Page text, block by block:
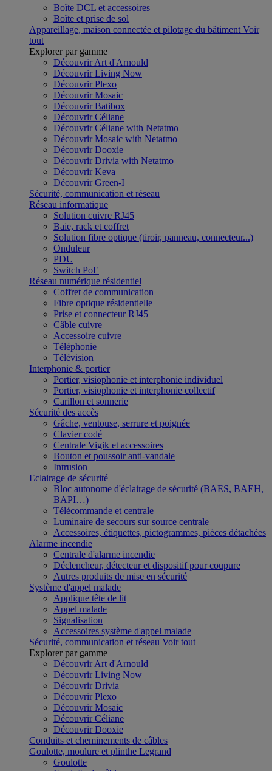
Boîte DCL et accessoires
Boîte et prise de sol
Appareillage, maison connectée et pilotage du bâtiment Voir
tout
Explorer par gamme
Découvrir Art d'Arnould
Découvrir Living Now
Découvrir Plexo
Découvrir Mosaic
Découvrir Batibox
Découvrir Céliane
Découvrir Céliane with Netatmo
Découvrir Mosaic with Netatmo
Découvrir Dooxie
Découvrir Drivia with Netatmo
Découvrir Keva
Découvrir Green-I
Sécurité, communication et réseau
Réseau informatique
Solution cuivre RJ45
Baie, rack et coffret
Solution fibre optique (tiroir, panneau, connecteur...)
Onduleur
PDU
Switch PoE
Réseau numérique résidentiel
Coffret de communication
Fibre optique résidentielle
Prise et connecteur RJ45
Câble cuivre
Accessoire cuivre
Téléphonie
Télévision
Interphonie & portier
Portier, visiophonie et interphonie individuel
Portier, visiophonie et interphonie collectif
Carillon et sonnerie
Sécurité des accès
Gâche, ventouse, serrure et poignée
Clavier codé
Centrale Vigik et accessoires
Bouton et poussoir anti-vandale
Intrusion
Eclairage de sécurité
Bloc autonome d'éclairage de sécurité (BAES, BAEH,
BAPI…)
Télécommande et centrale
Luminaire de secours sur source centrale
Accessoires, étiquettes, pictogrammes, pièces détachées
Alarme incendie
Centrale d'alarme incendie
Déclencheur, détecteur et dispositif pour coupure
Autres produits de mise en sécurité
Système d'appel malade
Applique tête de lit
Appel malade
Signalisation
Accessoires système d'appel malade
Sécurité, communication et réseau Voir tout
Explorer par gamme
Découvrir Art d'Arnould
Découvrir Living Now
Découvrir Drivia
Découvrir Plexo
Découvrir Mosaic
Découvrir Céliane
Découvrir Dooxie
Conduits et cheminements de câbles
Goulotte, moulure et plinthe Legrand
Goulotte